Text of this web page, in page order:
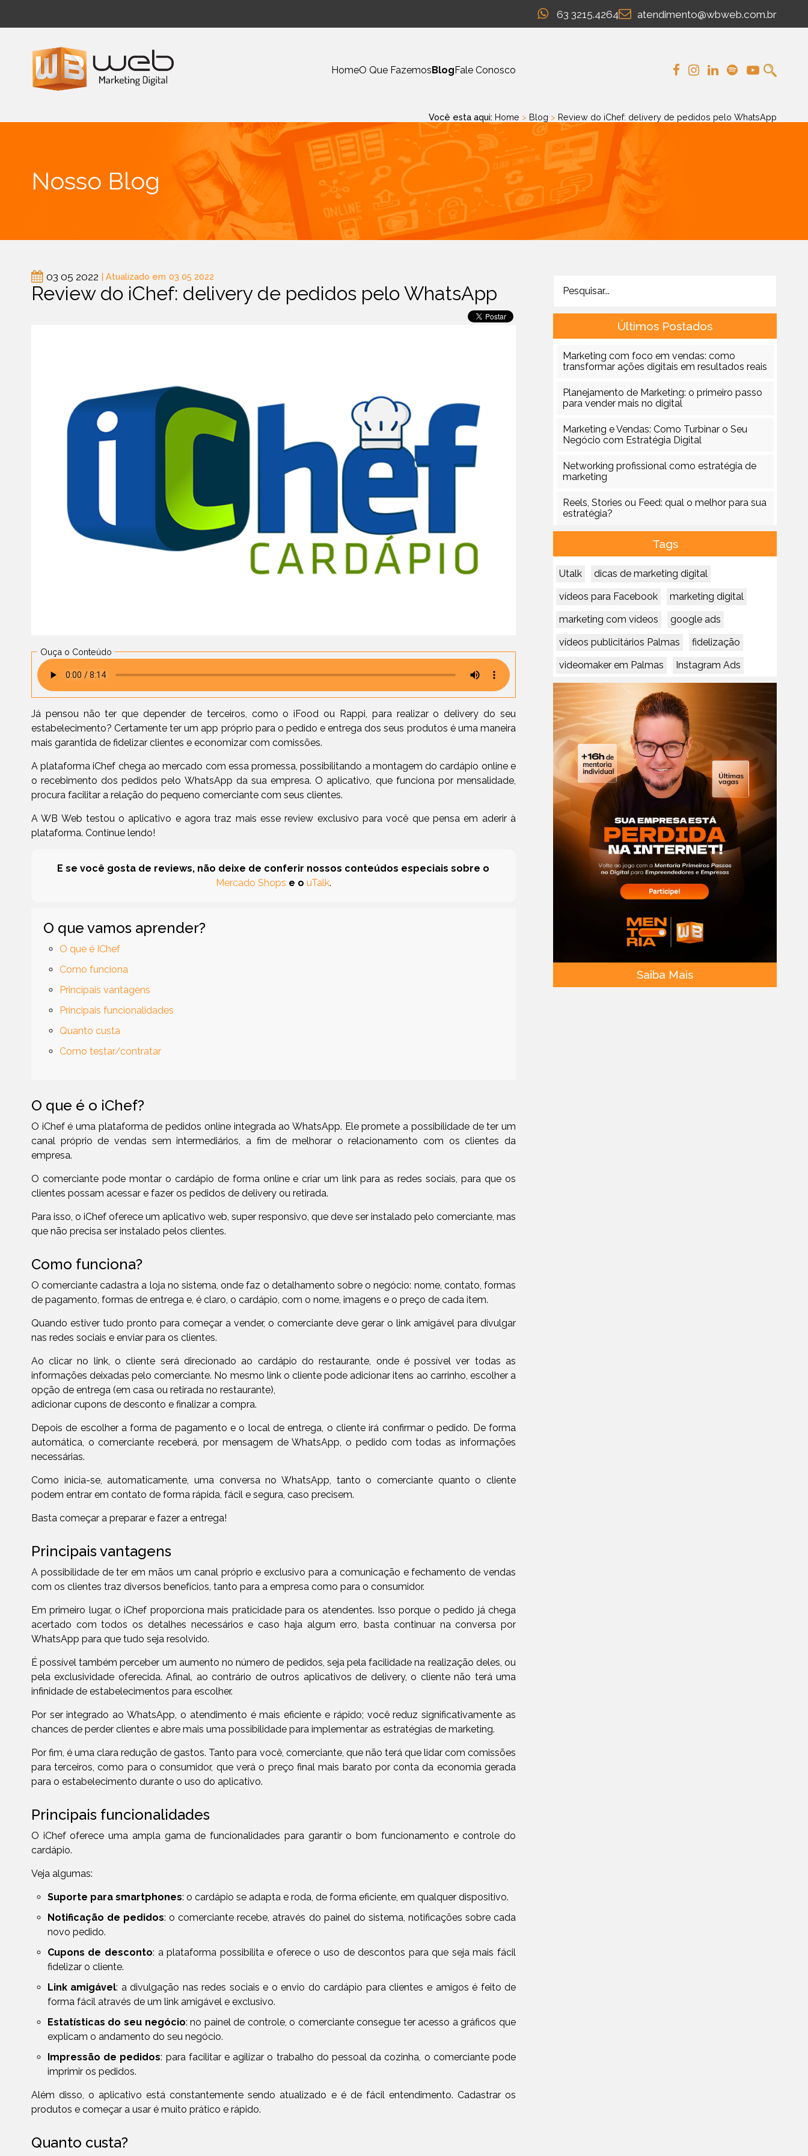
63 3215.4264 atendimento@wbweb.com.br
HomeO Que FazemosBlogFale Conosco
Você esta aqui: Home > Blog > Review do iChef: delivery de pedidos pelo WhatsApp
Nosso Blog
03 05 2022 | Atualizado em 03 05 2022
Review do iChef: delivery de pedidos pelo WhatsApp
Ouça o Conteúdo
Já pensou não ter que depender de terceiros, como o iFood ou Rappi, para realizar o delivery do seu
estabelecimento? Certamente ter um app próprio para o pedido e entrega dos seus produtos é uma maneira
mais garantida de fidelizar clientes e economizar com comissões.
A plataforma iChef chega ao mercado com essa promessa, possibilitando a montagem do cardápio online e
o recebimento dos pedidos pelo WhatsApp da sua empresa. O aplicativo, que funciona por mensalidade,
procura facilitar a relação do pequeno comerciante com seus clientes.
A WB Web testou o aplicativo e agora traz mais esse review exclusivo para você que pensa em aderir à
plataforma. Continue lendo!
E se você gosta de reviews, não deixe de conferir nossos conteúdos especiais sobre o
Mercado Shops e o uTalk.
O que vamos aprender?
O que é IChef
Como funciona
Principais vantagens
Principais funcionalidades
Quanto custa
Como testar/contratar
O que é o iChef?
O iChef é uma plataforma de pedidos online integrada ao WhatsApp. Ele promete a possibilidade de ter um
canal próprio de vendas sem intermediários, a fim de melhorar o relacionamento com os clientes da
empresa.
O comerciante pode montar o cardápio de forma online e criar um link para as redes sociais, para que os
clientes possam acessar e fazer os pedidos de delivery ou retirada.
Para isso, o iChef oferece um aplicativo web, super responsivo, que deve ser instalado pelo comerciante, mas
que não precisa ser instalado pelos clientes.
Como funciona?
O comerciante cadastra a loja no sistema, onde faz o detalhamento sobre o negócio: nome, contato, formas
de pagamento, formas de entrega e, é claro, o cardápio, com o nome, imagens e o preço de cada item.
Quando estiver tudo pronto para começar a vender, o comerciante deve gerar o link amigável para divulgar
nas redes sociais e enviar para os clientes.
Ao clicar no link, o cliente será direcionado ao cardápio do restaurante, onde é possível ver todas as
informações deixadas pelo comerciante. No mesmo link o cliente pode adicionar itens ao carrinho, escolher a
opção de entrega (em casa ou retirada no restaurante),
adicionar cupons de desconto e finalizar a compra.
Depois de escolher a forma de pagamento e o local de entrega, o cliente irá confirmar o pedido. De forma
automática, o comerciante receberá, por mensagem de WhatsApp, o pedido com todas as informações
necessárias.
Como inicia-se, automaticamente, uma conversa no WhatsApp, tanto o comerciante quanto o cliente
podem entrar em contato de forma rápida, fácil e segura, caso precisem.
Basta começar a preparar e fazer a entrega!
Principais vantagens
A possibilidade de ter em mãos um canal próprio e exclusivo para a comunicação e fechamento de vendas
com os clientes traz diversos benefícios, tanto para a empresa como para o consumidor.
Em primeiro lugar, o iChef proporciona mais praticidade para os atendentes. Isso porque o pedido já chega
acertado com todos os detalhes necessários e caso haja algum erro, basta continuar na conversa por
WhatsApp para que tudo seja resolvido.
É possível também perceber um aumento no número de pedidos, seja pela facilidade na realização deles, ou
pela exclusividade oferecida. Afinal, ao contrário de outros aplicativos de delivery, o cliente não terá uma
infinidade de estabelecimentos para escolher.
Por ser integrado ao WhatsApp, o atendimento é mais eficiente e rápido; você reduz significativamente as
chances de perder clientes e abre mais uma possibilidade para implementar as estratégias de marketing.
Por fim, é uma clara redução de gastos. Tanto para você, comerciante, que não terá que lidar com comissões
para terceiros, como para o consumidor, que verá o preço final mais barato por conta da economia gerada
para o estabelecimento durante o uso do aplicativo.
Principais funcionalidades
O iChef oferece uma ampla gama de funcionalidades para garantir o bom funcionamento e controle do
cardápio.
Veja algumas:
Suporte para smartphones: o cardápio se adapta e roda, de forma eficiente, em qualquer dispositivo.
Notificação de pedidos: o comerciante recebe, através do painel do sistema, notificações sobre cada
novo pedido.
Cupons de desconto: a plataforma possibilita e oferece o uso de descontos para que seja mais fácil
fidelizar o cliente.
Link amigável: a divulgação nas redes sociais e o envio do cardápio para clientes e amigos é feito de
forma fácil através de um link amigável e exclusivo.
Estatísticas do seu negócio: no painel de controle, o comerciante consegue ter acesso a gráficos que
explicam o andamento do seu negócio.
Impressão de pedidos: para facilitar e agilizar o trabalho do pessoal da cozinha, o comerciante pode
imprimir os pedidos.
Além disso, o aplicativo está constantemente sendo atualizado e é de fácil entendimento. Cadastrar os
produtos e começar a usar é muito prático e rápido.
Quanto custa?
Últimos Postados
Marketing com foco em vendas: como
transformar ações digitais em resultados reais
Planejamento de Marketing: o primeiro passo
para vender mais no digital
Marketing e Vendas: Como Turbinar o Seu
Negócio com Estratégia Digital
Networking profissional como estratégia de
marketing
Reels, Stories ou Feed: qual o melhor para sua
estratégia?
Tags
Utalk
dicas de marketing digital
vídeos para Facebook
marketing digital
marketing com vídeos
google ads
vídeos publicitários Palmas
fidelização
videomaker em Palmas
Instagram Ads
Saiba Mais